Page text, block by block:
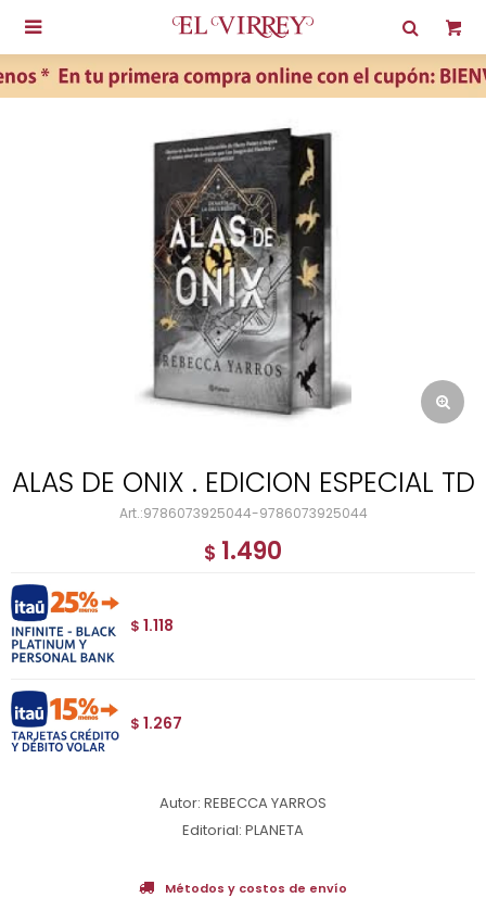

ALAS DE ONIX . EDICION ESPECIAL TD
9786073925044-9786073925044
$ 1.490
$ 1.118
$ 1.267
Autor: REBECCA YARROS
Editorial: PLANETA
Métodos y costos de envío